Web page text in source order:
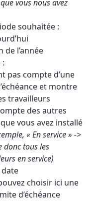
vous nous avez
souhaitée :
de l’année
:
pas compte d’une
et montre
travailleurs
des autres
vous avez installé
« En service » ->
donc tous les
en service)
choisir ici une
d’échéance